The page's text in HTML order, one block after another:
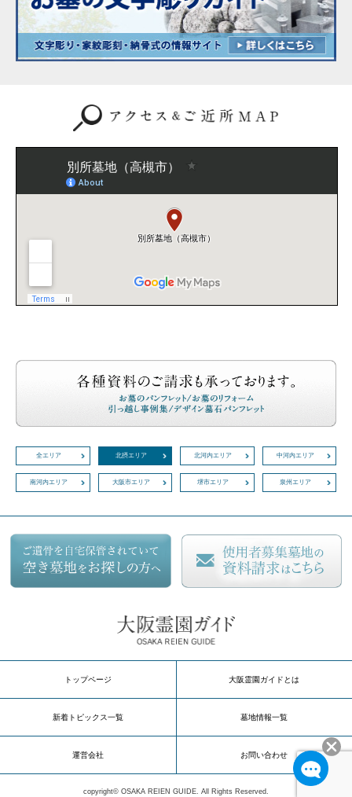
全エリア 北摂エリア 北河内エリア 中河内エリア
南河内エリア 大阪市エリア 堺市エリア 泉州エリア
トップページ 大阪霊園ガイドとは
新着トピックス一覧 墓地情報一覧
運営会社 お問い合わせ
copyright© OSAKA REIEN GUIDE. All Rights Reserved.